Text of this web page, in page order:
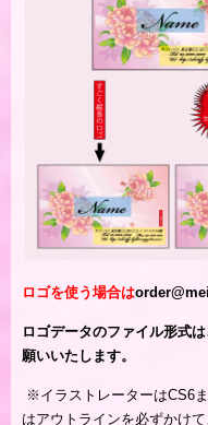
ロゴを使う場合は
ロゴデータのファイル形式
願いいたします。
※ イラストレーターはCS6
はアウトラインを必ずかけ